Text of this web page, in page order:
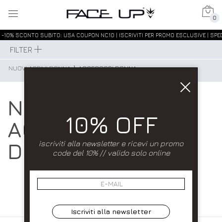
0
-10% SCONTO SUBITO: USA COUPON NC10 | ISCRIVITI PER PROMO ESCLUSIVE |
FILTER
NUOVI ARRIVI DONNA⟩ACCESSORI DONNA
NUOVI ARRIVI
ACCESSORI
DONNA
10% OFF
iscriviti alla newsletter e ricevi un promo
code del 10% // valido solo online
Iscriviti alla newsletter